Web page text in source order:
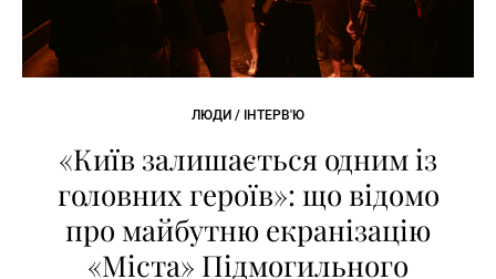
ЛЮДИ / ІНТЕРВ'Ю
«Київ залишається одним із
головних героїв»: що відомо
про майбутню екранізацію
«Міста» Підмогильного